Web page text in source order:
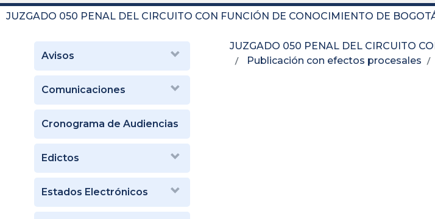
JUZGADO 050 PENAL DEL CIRCUITO CON FUNCIÓN DE CONOCIMIENTO DE
Avisos
Comunicaciones
Cronograma de Audiencias
Edictos
Estados Electrónicos
JUZGADO 050 PENAL DEL CIRCUITO
Publicación con efectos procesales